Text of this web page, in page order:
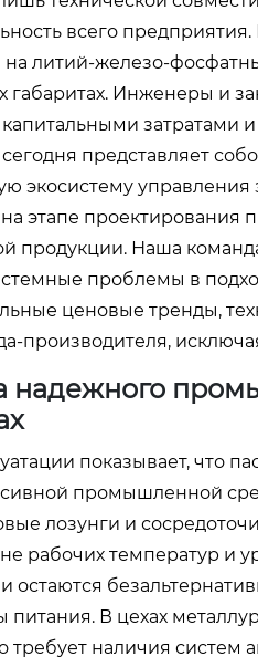
всего
на литий-железо-
Инженеры и
затратами и
сегодня представляет
экосистему
этапе проектирования
продукции. Наша
проблемы в
ценовые тренды,
производителя,
надежного
показывает, что
промышленной
лозунги и
рабочих температур
остаются
В цехах
требует наличия